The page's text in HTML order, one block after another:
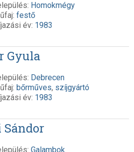
Homokmégy
festő
év: 1983
Gyula
Debrecen
bőrműves, szíjgyártó
év: 1983
Sándor
Galambok